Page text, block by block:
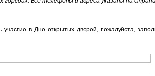
участие в Дне открытых дверей, пожалуйста,